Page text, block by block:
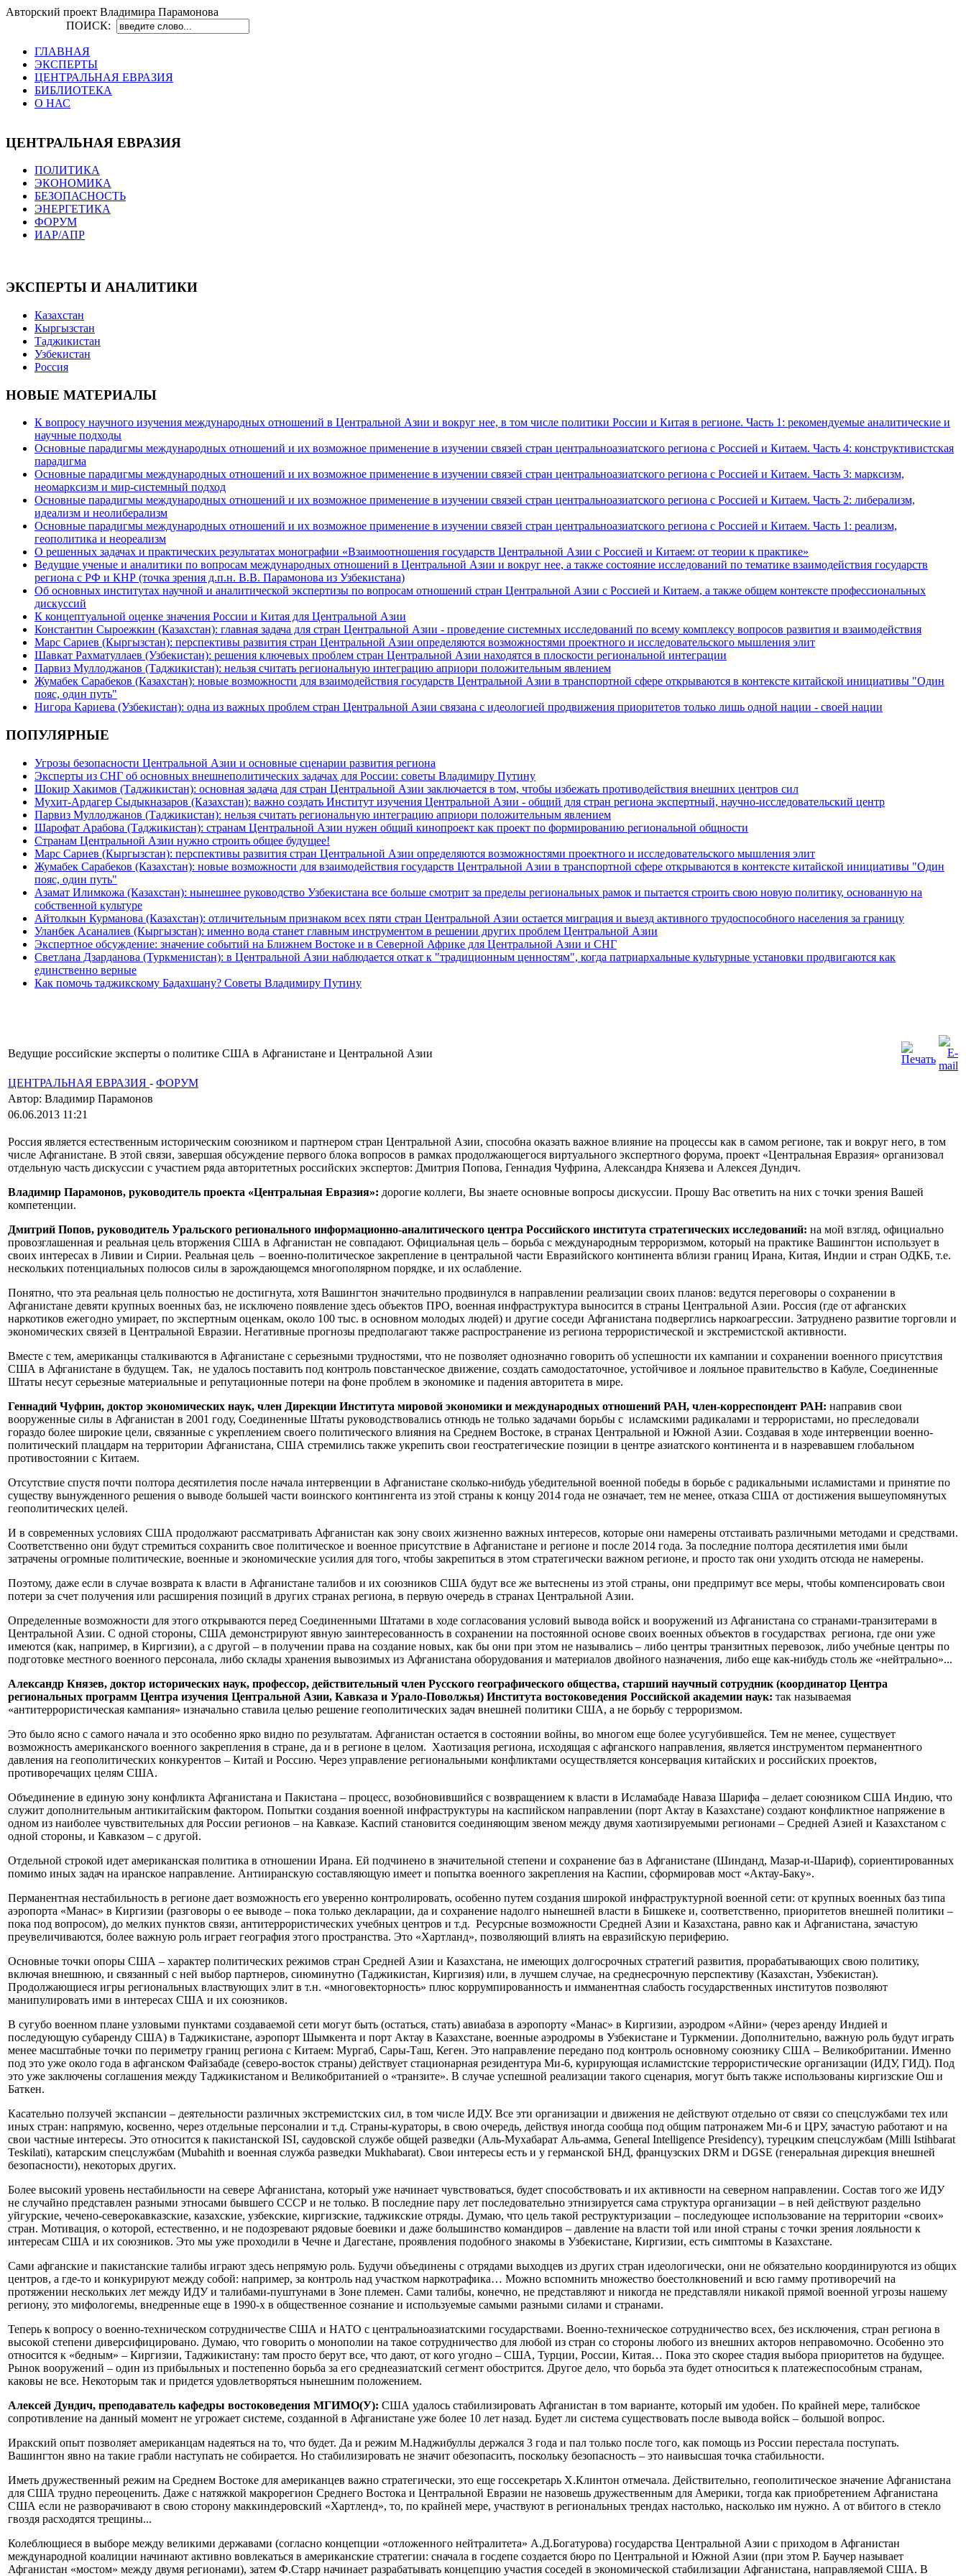
Авторский проект Владимира Парамонова
ПОИСК:
ГЛАВНАЯ
ЭКСПЕРТЫ
ЦЕНТРАЛЬНАЯ ЕВРАЗИЯ
БИБЛИОТЕКА
О НАС
ЦЕНТРАЛЬНАЯ ЕВРАЗИЯ
ПОЛИТИКА
ЭКОНОМИКА
БЕЗОПАСНОСТЬ
ЭНЕРГЕТИКА
ФОРУМ
ИАР/АПР
ЭКСПЕРТЫ И АНАЛИТИКИ
Казахстан
Кыргызстан
Таджикистан
Узбекистан
Россия
НОВЫЕ МАТЕРИАЛЫ
К вопросу научного изучения международных отношений в Центральной Азии и вокруг нее, в том числе политики России и Китая в регионе. Часть 1: рекомендуемые аналитические и
научные подходы
Основные парадигмы международных отношений и их возможное применение в изучении связей стран центральноазиатского региона с Россией и Китаем. Часть 4: конструктивистская
парадигма
Основные парадигмы международных отношений и их возможное применение в изучении связей стран центральноазиатского региона с Россией и Китаем. Часть 3: марксизм,
неомарксизм и мир-системный подход
Основные парадигмы международных отношений и их возможное применение в изучении связей стран центральноазиатского региона с Россией и Китаем. Часть 2: либерализм,
идеализм и неолиберализм
Основные парадигмы международных отношений и их возможное применение в изучении связей стран центральноазиатского региона с Россией и Китаем. Часть 1: реализм,
геополитика и неореализм
О решенных задачах и практических результатах монографии «Взаимоотношения государств Центральной Азии с Россией и Китаем: от теории к практике»
Ведущие ученые и аналитики по вопросам международных отношений в Центральной Азии и вокруг нее, а также состояние исследований по тематике взаимодействия государств
региона с РФ и КНР (точка зрения д.п.н. В.В. Парамонова из Узбекистана)
Об основных институтах научной и аналитической экспертизы по вопросам отношений стран Центральной Азии с Россией и Китаем, а также общем контексте профессиональных
дискуссий
К концептуальной оценке значения России и Китая для Центральной Азии
Константин Сыроежкин (Казахстан): главная задача для стран Центральной Азии - проведение системных исследований по всему комплексу вопросов развития и взаимодействия
Марс Сариев (Кыргызстан): перспективы развития стран Центральной Азии определяются возможностями проектного и исследовательского мышления элит
Шавкат Рахматуллаев (Узбекистан): решения ключевых проблем стран Центральной Азии находятся в плоскости региональной интеграции
Парвиз Муллоджанов (Таджикистан): нельзя считать региональную интеграцию априори положительным явлением
Жумабек Сарабеков (Казахстан): новые возможности для взаимодействия государств Центральной Азии в транспортной сфере открываются в контексте китайской инициативы "Один
пояс, один путь"
Нигора Кариева (Узбекистан): одна из важных проблем стран Центральной Азии связана с идеологией продвижения приоритетов только лишь одной нации - своей нации
ПОПУЛЯРНЫЕ
Угрозы безопасности Центральной Азии и основные сценарии развития региона
Эксперты из СНГ об основных внешнеполитических задачах для России: советы Владимиру Путину
Шокир Хакимов (Таджикистан): основная задача для стран Центральной Азии заключается в том, чтобы избежать противодействия внешних центров сил
Мухит-Ардагер Сыдыкназаров (Казахстан): важно создать Институт изучения Центральной Азии - общий для стран региона экспертный, научно-исследовательский центр
Парвиз Муллоджанов (Таджикистан): нельзя считать региональную интеграцию априори положительным явлением
Шарофат Арабова (Таджикистан): странам Центральной Азии нужен общий кинопроект как проект по формированию региональной общности
Странам Центральной Азии нужно строить общее будущее!
Марс Сариев (Кыргызстан): перспективы развития стран Центральной Азии определяются возможностями проектного и исследовательского мышления элит
Жумабек Сарабеков (Казахстан): новые возможности для взаимодействия государств Центральной Азии в транспортной сфере открываются в контексте китайской инициативы "Один
пояс, один путь"
Азамат Илимкожа (Казахстан): нынешнее руководство Узбекистана все больше смотрит за пределы региональных рамок и пытается строить свою новую политику, основанную на
собственной культуре
Айтолкын Курманова (Казахстан): отличительным признаком всех пяти стран Центральной Азии остается миграция и выезд активного трудоспособного населения за границу
Уланбек Асаналиев (Кыргызстан): именно вода станет главным инструментом в решении других проблем Центральной Азии
Экспертное обсуждение: значение событий на Ближнем Востоке и в Северной Африке для Центральной Азии и СНГ
Светлана Дзарданова (Туркменистан): в Центральной Азии наблюдается откат к "традиционным ценностям", когда патриархальные культурные установки продвигаются как
единственно верные
Как помочь таджикскому Бадахшану? Советы Владимиру Путину
Ведущие российские эксперты о политике США в Афганистане и Центральной Азии
ЦЕНТРАЛЬНАЯ ЕВРАЗИЯ - ФОРУМ
Автор: Владимир Парамонов
06.06.2013 11:21
Россия является естественным историческим союзником и партнером стран Центральной Азии, способна оказать важное влияние на процессы как в самом регионе, так и вокруг него, в том
числе Афганистане. В этой связи, завершая обсуждение первого блока вопросов в рамках продолжающегося виртуального экспертного форума, проект «Центральная Евразия» организовал
отдельную часть дискуссии с участием ряда авторитетных российских экспертов: Дмитрия Попова, Геннадия Чуфрина, Александра Князева и Алексея Дундич.
Владимир Парамонов, руководитель проекта «Центральная Евразия»: дорогие коллеги, Вы знаете основные вопросы дискуссии. Прошу Вас ответить на них с точки зрения Вашей
компетенции.
Дмитрий Попов, руководитель Уральского регионального информационно-аналитического центра Российского института стратегических исследований: на мой взгляд, официально
провозглашенная и реальная цель вторжения США в Афганистан не совпадают. Официальная цель – борьба с международным терроризмом, который на практике Вашингтон использует в
своих интересах в Ливии и Сирии. Реальная цель – военно-политическое закрепление в центральной части Евразийского континента вблизи границ Ирана, Китая, Индии и стран ОДКБ, т.е.
нескольких потенциальных полюсов силы в зарождающемся многополярном порядке, и их ослабление.
Понятно, что эта реальная цель полностью не достигнута, хотя Вашингтон значительно продвинулся в направлении реализации своих планов: ведутся переговоры о сохранении в
Афганистане девяти крупных военных баз, не исключено появление здесь объектов ПРО, военная инфраструктура выносится в страны Центральной Азии. Россия (где от афганских
наркотиков ежегодно умирает, по экспертным оценкам, около 100 тыс. в основном молодых людей) и другие соседи Афганистана подверглись наркоагрессии. Затруднено развитие торговли и
экономических связей в Центральной Евразии. Негативные прогнозы предполагают также распространение из региона террористической и экстремистской активности.
Вместе с тем, американцы сталкиваются в Афганистане с серьезными трудностями, что не позволяет однозначно говорить об успешности их кампании и сохранении военного присутствия
США в Афганистане в будущем. Так, не удалось поставить под контроль повстанческое движение, создать самодостаточное, устойчивое и лояльное правительство в Кабуле, Соединенные
Штаты несут серьезные материальные и репутационные потери на фоне проблем в экономике и падения авторитета в мире.
Геннадий Чуфрин, доктор экономических наук, член Дирекции Института мировой экономики и международных отношений РАН, член-корреспондент РАН: направив свои
вооруженные силы в Афганистан в 2001 году, Соединенные Штаты руководствовались отнюдь не только задачами борьбы с исламскими радикалами и террористами, но преследовали
гораздо более широкие цели, связанные с укреплением своего политического влияния на Среднем Востоке, в странах Центральной и Южной Азии. Создавая в ходе интервенции военно-
политический плацдарм на территории Афганистана, США стремились также укрепить свои геостратегические позиции в центре азиатского континента и в назревавшем глобальном
противостоянии с Китаем.
Отсутствие спустя почти полтора десятилетия после начала интервенции в Афганистане сколько-нибудь убедительной военной победы в борьбе с радикальными исламистами и принятие по
существу вынужденного решения о выводе большей части воинского контингента из этой страны к концу 2014 года не означает, тем не менее, отказа США от достижения вышеупомянутых
геополитических целей.
И в современных условиях США продолжают рассматривать Афганистан как зону своих жизненно важных интересов, которые они намерены отстаивать различными методами и средствами.
Соответственно они будут стремиться сохранить свое политическое и военное присутствие в Афганистане и регионе и после 2014 года. За последние полтора десятилетия ими были
затрачены огромные политические, военные и экономические усилия для того, чтобы закрепиться в этом стратегически важном регионе, и просто так они уходить отсюда не намерены.
Поэтому, даже если в случае возврата к власти в Афганистане талибов и их союзников США будут все же вытеснены из этой страны, они предпримут все меры, чтобы компенсировать свои
потери за счет получения или расширения позиций в других странах региона, в первую очередь в странах Центральной Азии.
Определенные возможности для этого открываются перед Соединенными Штатами в ходе согласования условий вывода войск и вооружений из Афганистана со странами-транзитерами в
Центральной Азии. С одной стороны, США демонстрируют явную заинтересованность в сохранении на постоянной основе своих военных объектов в государствах региона, где они уже
имеются (как, например, в Киргизии), а с другой – в получении права на создание новых, как бы они при этом не назывались – либо центры транзитных перевозок, либо учебные центры по
подготовке местного военного персонала, либо склады хранения вывозимых из Афганистана оборудования и материалов двойного назначения, либо еще как-нибудь столь же «нейтрально»...
Александр Князев, доктор исторических наук, профессор, действительный член Русского географического общества, старший научный сотрудник (координатор Центра
региональных программ Центра изучения Центральной Азии, Кавказа и Урало-Поволжья) Института востоковедения Российской академии наук: так называемая
«антитеррористическая кампания» изначально ставила целью решение геополитических задач внешней политики США, а не борьбу с терроризмом.
Это было ясно с самого начала и это особенно ярко видно по результатам. Афганистан остается в состоянии войны, во многом еще более усугубившейся. Тем не менее, существует
возможность американского военного закрепления в стране, да и в регионе в целом. Хаотизация региона, исходящая с афганского направления, является инструментом перманентного
давления на геополитических конкурентов – Китай и Россию. Через управление региональными конфликтами осуществляется консервация китайских и российских проектов,
противоречащих целям США.
Объединение в единую зону конфликта Афганистана и Пакистана – процесс, возобновившийся с возвращением к власти в Исламабаде Наваза Шарифа – делает союзником США Индию, что
служит дополнительным антикитайским фактором. Попытки создания военной инфраструктуры на каспийском направлении (порт Актау в Казахстане) создают конфликтное напряжение в
одном из наиболее чувствительных для России регионов – на Кавказе. Каспий становится соединяющим звеном между двумя хаотизируемыми регионами – Средней Азией и Казахстаном с
одной стороны, и Кавказом – с другой.
Отдельной строкой идет американская политика в отношении Ирана. Ей подчинено в значительной степени и сохранение баз в Афганистане (Шинданд, Мазар-и-Шариф), сориентированных
помимо иных задач на иранское направление. Антииранскую составляющую имеет и попытка военного закрепления на Каспии, сформировав мост «Актау-Баку».
Перманентная нестабильность в регионе дает возможность его уверенно контролировать, особенно путем создания широкой инфраструктурной военной сети: от крупных военных баз типа
аэропорта «Манас» в Киргизии (разговоры о ее выводе – пока только декларации, да и сохранение надолго нынешней власти в Бишкеке и, соответственно, приоритетов внешней политики –
пока под вопросом), до мелких пунктов связи, антитеррористических учебных центров и т.д. Ресурсные возможности Средней Азии и Казахстана, равно как и Афганистана, зачастую
преувеличиваются, более важную роль играет география этого пространства. Это «Хартланд», позволяющий влиять на евразийскую периферию.
Основные точки опоры США – характер политических режимов стран Средней Азии и Казахстана, не имеющих долгосрочных стратегий развития, прорабатывающих свою политику,
включая внешнюю, и связанный с ней выбор партнеров, сиюминутно (Таджикистан, Киргизия) или, в лучшем случае, на среднесрочную перспективу (Казахстан, Узбекистан).
Продолжающиеся игры региональных властвующих элит в т.н. «многовекторность» плюс коррумпированность и имманентная слабость государственных институтов позволяют
манипулировать ими в интересах США и их союзников.
В сугубо военном плане узловыми пунктами создаваемой сети могут быть (остаться, стать) авиабаза в аэропорту «Манас» в Киргизии, аэродром «Айни» (через аренду Индией и
последующую субаренду США) в Таджикистане, аэропорт Шымкента и порт Актау в Казахстане, военные аэродромы в Узбекистане и Туркмении. Дополнительно, важную роль будут играть
менее масштабные точки по периметру границ региона с Китаем: Мургаб, Сары-Таш, Кеген. Это направление передано под контроль основному союзнику США – Великобритании. Именно
под это уже около года в афганском Файзабаде (северо-восток страны) действует стационарная резидентура Ми-6, курирующая исламистские террористические организации (ИДУ, ГИД). Под
это уже заключены соглашения между Таджикистаном и Великобританией о «транзите». В случае успешной реализации такого сценария, могут быть также использованы киргизские Ош и
Баткен.
Касательно ползучей экспансии – деятельности различных экстремистских сил, в том числе ИДУ. Все эти организации и движения не действуют отдельно от связи со спецслужбами тех или
иных стран: напрямую, косвенно, через отдельные персоналии и т.д. Страны-кураторы, в свою очередь, действуя иногда сообща под общим патронажем Ми-6 и ЦРУ, зачастую работают и на
свои частные интересы. Это относится к пакистанской ISI, саудовской службе общей разведки (Аль-Мухабарат Аль-амма, General Intelligence Presidency), турецким спецслужбам (Milli Istihbarat
Teskilati), катарским спецслужбам (Mubahith и военная служба разведки Mukhabarat). Свои интересы есть и у германской БНД, французских DRM и DGSE (генеральная дирекция внешней
безопасности), некоторых других.
Более высокий уровень нестабильности на севере Афганистана, который уже начинает чувствоваться, будет способствовать и их активности на северном направлении. Состав того же ИДУ
не случайно представлен разными этносами бывшего СССР и не только. В последние пару лет последовательно этнизируется сама структура организации – в ней действуют раздельно
уйгурские, чечено-северокавказские, казахские, узбекские, киргизские, таджикские отряды. Думаю, что цель такой реструктуризации – последующее использование на территории «своих»
стран. Мотивация, о которой, естественно, и не подозревают рядовые боевики и даже большинство командиров – давление на власти той или иной страны с точки зрения лояльности к
интересам США и их союзников. Это мы уже проходили в Чечне и Дагестане, проявления подобного знакомы в Узбекистане, Киргизии, есть симптомы в Казахстане.
Сами афганские и пакистанские талибы играют здесь непрямую роль. Будучи объединены с отрядами выходцев из других стран идеологически, они не обязательно координируются из общих
центров, а где-то и конкурируют между собой: например, за контроль над участком наркотрафика… Можно вспомнить множество боестолкновений и всю гамму противоречий на
протяжении нескольких лет между ИДУ и талибами-пуштунами в Зоне племен. Сами талибы, конечно, не представляют и никогда не представляли никакой прямой военной угрозы нашему
региону, это мифологемы, внедренные еще в 1990-х в общественное сознание и используемые самыми разными силами и странами.
Теперь к вопросу о военно-техническом сотрудничестве США и НАТО с центральноазиатскими государствами. Военно-техническое сотрудничество всех, без исключения, стран региона в
высокой степени диверсифицировано. Думаю, что говорить о монополии на такое сотрудничество для любой из стран со стороны любого из внешних акторов неправомочно. Особенно это
относится к «бедным» – Киргизии, Таджикистану: там просто берут все, что дают, от кого угодно – США, Турции, России, Китая… Пока это скорее стадия выбора приоритетов на будущее.
Рынок вооружений – один из прибыльных и постепенно борьба за его среднеазиатский сегмент обострится. Другое дело, что борьба эта будет относиться к платежеспособным странам,
каковы не все. Некоторым так и придется удовлетворяться нынешним положением.
Алексей Дундич, преподаватель кафедры востоковедения МГИМО(У): США удалось стабилизировать Афганистан в том варианте, который им удобен. По крайней мере, талибское
сопротивление на данный момент не угрожает системе, созданной в Афганистане уже более 10 лет назад. Будет ли система существовать после вывода войск – большой вопрос.
Иракский опыт позволяет американцам надеяться на то, что будет. Да и режим М.Наджибуллы держался 3 года и пал только после того, как помощь из России перестала поступать.
Вашингтон явно на такие грабли наступать не собирается. Но стабилизировать не значит обезопасить, поскольку безопасность – это наивысшая точка стабильности.
Иметь дружественный режим на Среднем Востоке для американцев важно стратегически, это еще госсекретарь Х.Клинтон отмечала. Действительно, геополитическое значение Афганистана
для США трудно переоценить. Даже с натяжкой макрорегион Среднего Востока и Центральной Евразии не назовешь дружественным для Америки, тогда как приобретением Афганистана
США если не разворачивают в свою сторону маккиндеровский «Хартленд», то, по крайней мере, участвуют в региональных трендах настолько, насколько им нужно. А от вбитого в стекло
гвоздя расходятся трещины...
Колеблющиеся в выборе между великими державами (согласно концепции «отложенного нейтралитета» А.Д.Богатурова) государства Центральной Азии с приходом в Афганистан
международной коалиции начинают активно вовлекаться в американские стратегии: сначала в госдепе создается бюро по Центральной и Южной Азии (при этом Р. Баучер называет
Афганистан «мостом» между двумя регионами), затем Ф.Старр начинает разрабатывать концепцию участия соседей в экономической стабилизации Афганистана, направляемой США. В